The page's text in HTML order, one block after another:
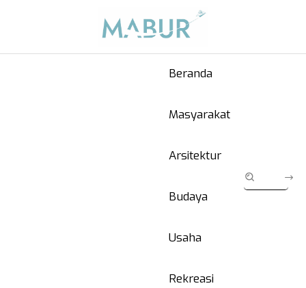
Beranda
Masyarakat
Arsitektur
Budaya
Usaha
Rekreasi